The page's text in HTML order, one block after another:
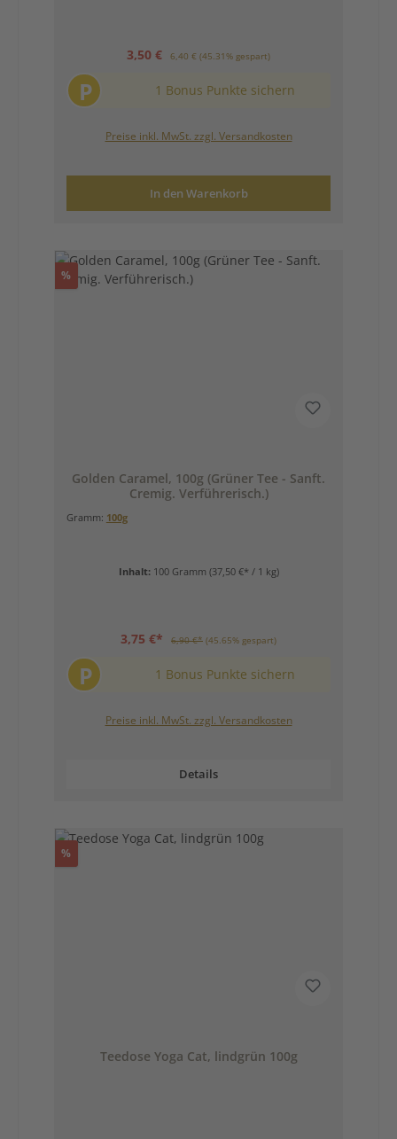
Verkaufspreis:
3,50 € Regulärer Preis:
6,40 € (45.31% gespart)
P 1 Bonus Punkte sichern
Preise inkl. MwSt. zzgl. Versandkosten
In den Warenkorb
%Rabatt
Golden Caramel, 100g (Grüner Tee - Sanft.
Cremig. Verführerisch.)
Gramm: 100g
Inhalt: 100 Gramm (37,50 €* / 1 kg)
3,75 €* 6,90 €* (45.65% gespart)
P 1 Bonus Punkte sichern
Preise inkl. MwSt. zzgl. Versandkosten
Details
%Rabatt
Teedose Yoga Cat, lindgrün 100g